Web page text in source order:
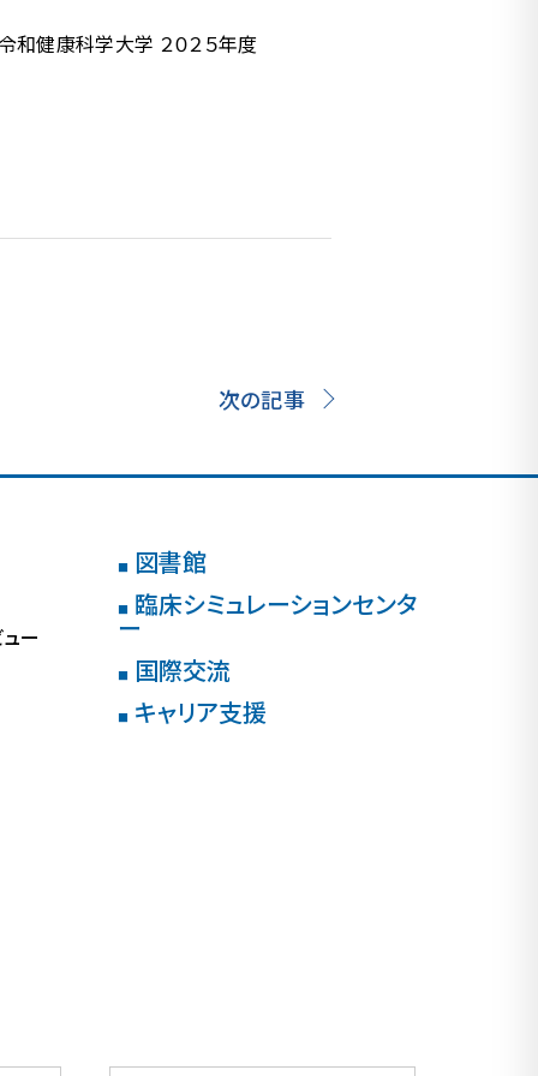
和健康科学大学 ２０２５年度
次の記事
ー
■ 図書館
■ 臨床シミュレーションセンタ
ー
■ 国際交流
■ キャリア支援